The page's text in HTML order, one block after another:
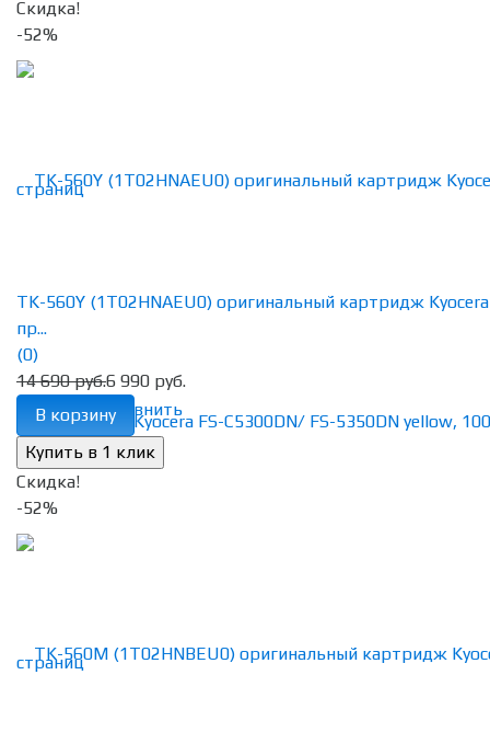
Скидка!
-52%
избранное сравнить
TK-560Y (1T02HNAEU0) оригинальный картридж
пр...
(0)
14 690 руб.6 990 руб.
В корзину
Скидка!
-52%